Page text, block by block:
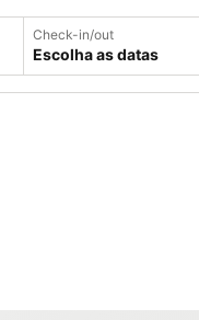
Check-in/out
Escolha as datas